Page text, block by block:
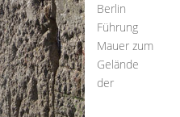
Berlin
Führung
Mauer zum
Gelände
der